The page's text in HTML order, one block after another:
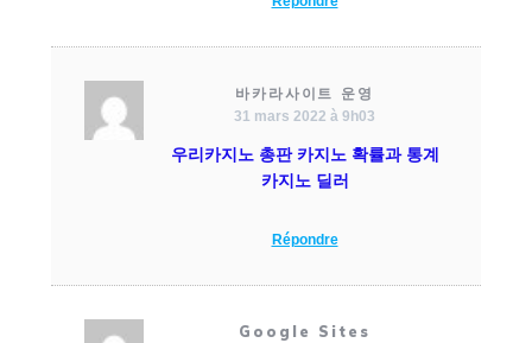
바카라사이트 운영
31 mars 2022 à 9h03
우리카지노 총판 카지노 확률과 통계
카지노 딜러
Répondre
Google Sites